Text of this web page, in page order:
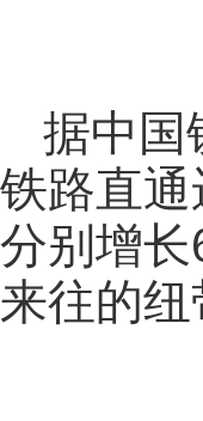
据中国
铁路直
分别增
来往的纽